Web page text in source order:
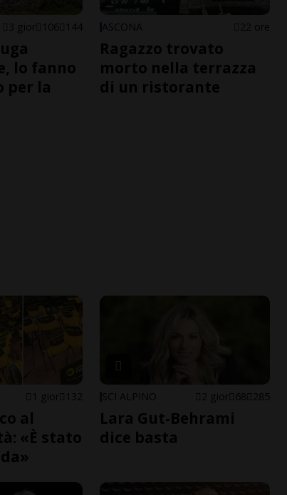
3 gior 106 144
lo fanno
per la
ASCONA 22 ore
Ragazzo trovato
morto nella terrazza
di un ristorante
1 gior 132
al
«È stato
SCI ALPINO 2 gior 68 285
Lara Gut-Behrami
dice basta